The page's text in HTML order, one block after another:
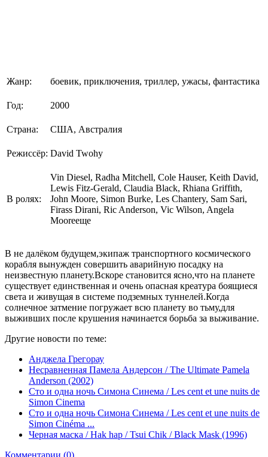
Жанр: боевик, приключения, триллер, ужасы, фантастика
Год: 2000
Страна: США, Австралия
Режиссёр: David Twohy
В ролях:
Vin Diesel, Radha Mitchell, Cole Hauser, Keith David,
Lewis Fitz-Gerald, Claudia Black, Rhiana Griffith,
John Moore, Simon Burke, Les Chantery, Sam Sari,
Firass Dirani, Ric Anderson, Vic Wilson, Angela
Mooreеще
В не далёком будущем,экипаж транспортного космического
корабля вынужден совершить аварийную посадку на
неизвестную планету.Вскоре становится ясно,что на планете
существует единственная и очень опасная креатура боящиеся
света и живущая в системе подземных туннелей.Когда
солнечное затмение погружает всю планету во тьму,для
выживших после крушения начинается борьба за выживание.
Другие новости по теме:
Анджела Грегорау
Несравненная Памела Андерсон / The Ultimate Pamela
Anderson (2002)
Сто и одна ночь Симона Синема / Les cent et une nuits de
Simon Cinema
Сто и одна ночь Симона Синема / Les cent et une nuits de
Simon Cinéma ...
Черная маска / Hak hap / Tsui Chik / Black Mask (1996)
Комментарии (0)